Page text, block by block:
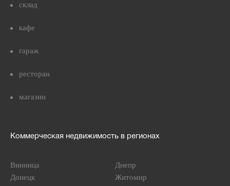
склад
кафе
гараж
ресторан
магазин
Коммерческая недвижимость в регионах
Винница
Днепр
Донецк
Житомир